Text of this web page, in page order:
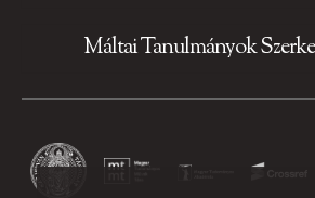
Máltai Tanulmányok